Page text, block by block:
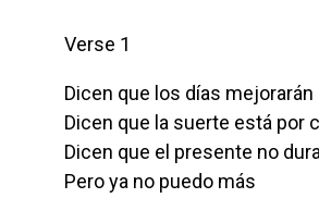
Verse 1
Dicen que los días mejorarán
Dicen que la suerte está por
Dicen que el presente no
Pero ya no puedo más